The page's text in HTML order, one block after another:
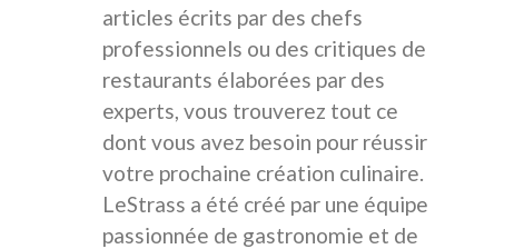
articles écrits par des chefs
professionnels ou des critiques de
restaurants élaborées par des
experts, vous trouverez tout ce
dont vous avez besoin pour réussir
votre prochaine création culinaire.
LeStrass a été créé par une équipe
passionnée de gastronomie et de